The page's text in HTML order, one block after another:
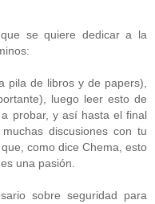
se quiere dedicar a la
pila de libros y de papers),
luego leer esto de
probar, y así hasta el final
discusiones con tu
como dice Chema, esto
una pasión.
sobre seguridad para